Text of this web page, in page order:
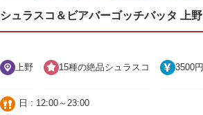
シュラスコ＆ビアバーゴッチバッタ 上野
上野 15種の絶品シュラスコ 3500円
日 : 12:00～23:00